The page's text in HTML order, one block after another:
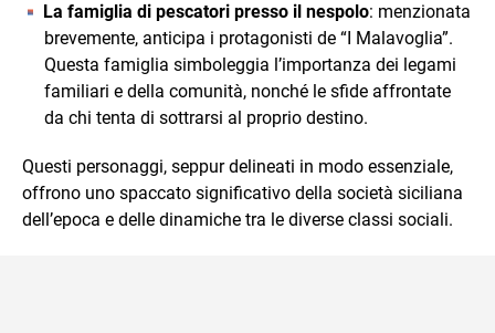
La famiglia di pescatori presso il nespolo: menzionata
brevemente, anticipa i protagonisti de “I Malavoglia”.
Questa famiglia simboleggia l’importanza dei legami
familiari e della comunità, nonché le sfide affrontate
da chi tenta di sottrarsi al proprio destino.
Questi personaggi, seppur delineati in modo essenziale,
offrono uno spaccato significativo della società siciliana
dell’epoca e delle dinamiche tra le diverse classi sociali.